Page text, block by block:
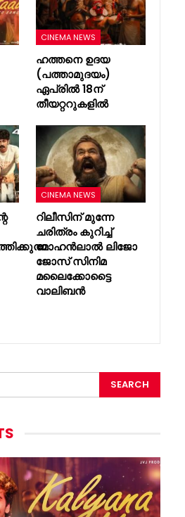
CINEMA NEWS
ഹത്തനെ ഉദയ
(പത്താമുദയം)
ഏപ്രിൽ 18ന്
തീയറ്ററുകളിൽ
CINEMA NEWS
റിലീസിന് മുന്നേ
ചരിത്രം കുറിച്ച്
മോഹൻലാൽ ലിജോ
ജോസ് സിനിമ
മലൈക്കോട്ടൈ
വാലിബൻ